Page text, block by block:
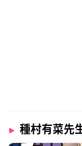
種村有菜先